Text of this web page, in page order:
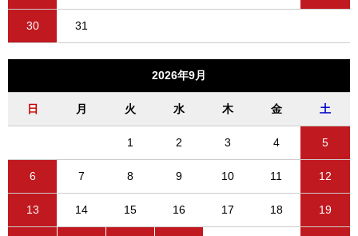
30 31
2026年9月
日 月 火 水 木 金 土
1 2 3 4 5
6 7 8 9 10 11 12
13 14 15 16 17 18 19